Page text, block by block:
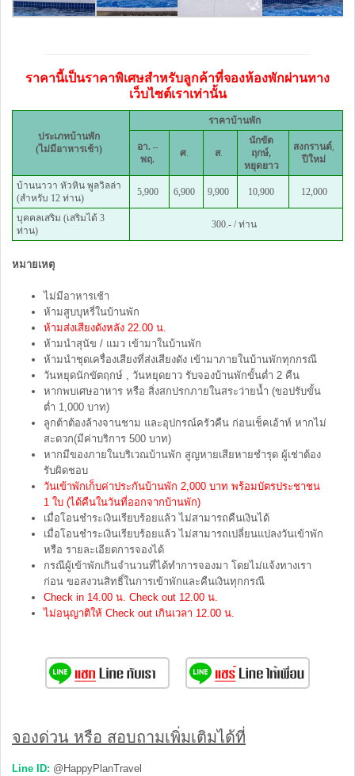
ราคานี้เป็นราคาพิเศษสำหรับลูกค้าที่จองห้องพักผ่านทาง
เว็บไซต์เราเท่านั้น
ประเภทบ้านพัก
(ไม่มีอาหารเช้า)
ราคาบ้านพัก
อา. –
พฤ.
ศ. ส.
นักขัต
ฤกษ์,
หยุดยาว
สงกรานต์,
ปีใหม่
บ้านนาวา หัวหิน พูลวิลล่า
(สำหรับ 12 ท่าน)
5,900 6,900 9,900 10,900 12,000
บุคคลเสริม (เสริมได้ 3
ท่าน)
300.- / ท่าน
หมายเหตุ
ไม่มีอาหารเช้า
ห้ามสูบบุหรี่ในบ้านพัก
ห้ามส่งเสียงดังหลัง 22.00 น.
ห้ามนำสุนัข / แมว เข้ามาในบ้านพัก
ห้ามนำชุดเครื่องเสียงที่ส่งเสียงดัง เข้ามาภายในบ้านพักทุกกรณี
วันหยุดนักขัตฤกษ์ , วันหยุดยาว รับจองบ้านพักขั้นต่ำ 2 คืน
หากพบเศษอาหาร หรือ สิ่งสกปรกภายในสระว่ายน้ำ (ขอปรับขั้น
ต่ำ 1,000 บาท)
ลูกต้าต้องล้างจานชาม และอุปกรณ์ครัวคืน ก่อนเช็คเอ้าท์ หากไม่
สะดวก(มีค่าบริการ 500 บาท)
หากมีของภายในบริเวณบ้านพัก สูญหายเสียหายชำรุด ผู้เช่าต้อง
รับผิดชอบ
วันเข้าพักเก็บค่าประกันบ้านพัก 2,000 บาท พร้อมบัตรประชาชน
1 ใบ (ได้คืนในวันที่ออกจากบ้านพัก)
เมื่อโอนชำระเงินเรียบร้อยแล้ว ไม่สามารถคืนเงินได้
เมื่อโอนชำระเงินเรียบร้อยแล้ว ไม่สามารถเปลี่ยนแปลงวันเข้าพัก
หรือ รายละเอียดการจองได้
กรณีผู้เข้าพักเกินจำนวนที่ได้ทำการจองมา โดยไม่แจ้งทางเรา
ก่อน ขอสงวนสิทธิ์ในการเข้าพักและคืนเงินทุกกรณี
Check in 14.00 น. Check out 12.00 น.
ไม่อนุญาติให้ Check out เกินเวลา 12.00 น.
จองด่วน หรือ สอบถามเพิ่มเติมได้ที่
Line ID: @HappyPlanTravel